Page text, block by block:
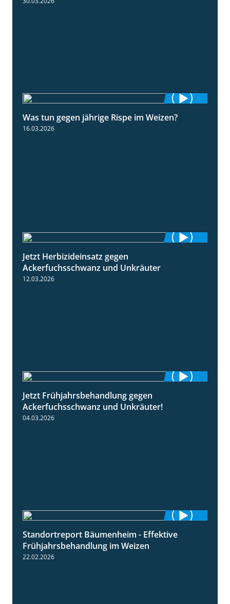
1:15
Was tun gegen jährige Rispe im Weizen?
16.03.2026
Jetzt Herbizideinsatz gegen
Ackerfuchsschwanz und Unkräuter
12.03.2026
Jetzt Frühjahrsbehandlung gegen
Ackerfuchsschwanz und Unkräuter!
04.03.2026
4:20
Standortreport Bäumenheim - Effektive
Frühjahrsbehandlung im Weizen
22.02.2026